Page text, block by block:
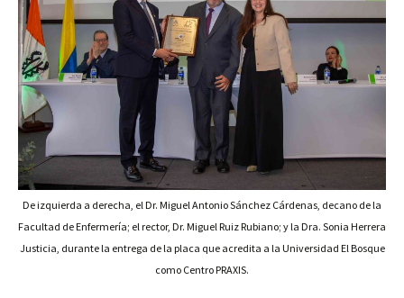
De izquierda a derecha, el Dr. Miguel Antonio Sánchez Cárdenas, decano de la
Facultad de Enfermería; el rector, Dr. Miguel Ruiz Rubiano; y la Dra. Sonia Herrera
Justicia, durante la entrega de la placa que acredita a la Universidad El Bosque
como Centro PRAXIS.